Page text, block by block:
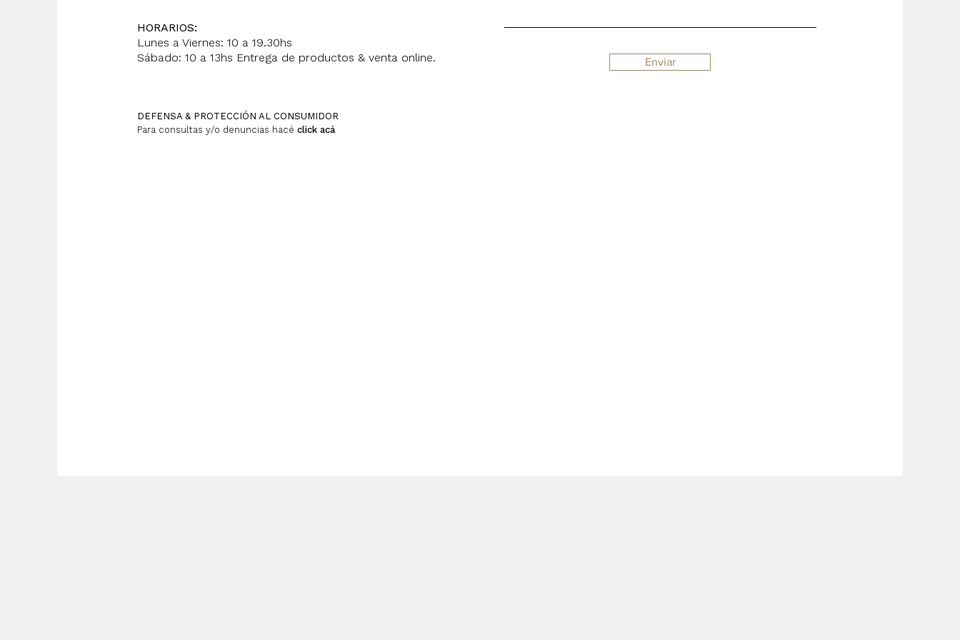
Enviar
HORARIOS:
Lunes a Viernes: 10 a 19.30hs
Sábado: 10 a 13hs Entrega de productos & venta online.
DEFENSA & PROTECCIÓN AL CONSUMIDOR
Para consultas y/o denuncias hacé click acá